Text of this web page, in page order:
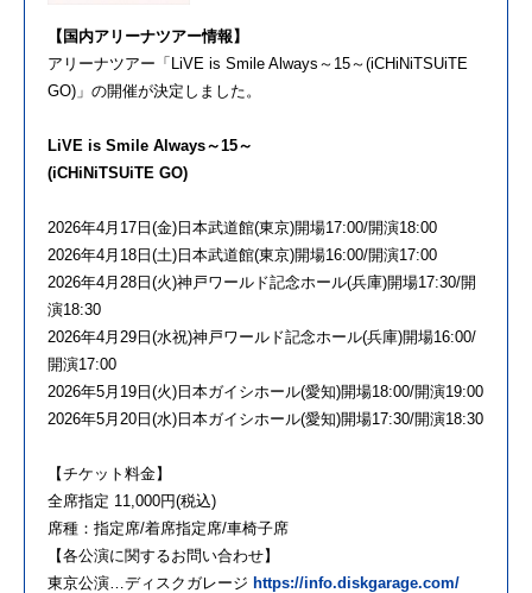
【国内アリーナツアー情報】
アリーナツアー「LiVE is Smile Always～15～(iCHiNiTSUiTE
GO)」の開催が決定しました。
LiVE is Smile Always～15～
(iCHiNiTSUiTE GO)
2026年4月17日(金)日本武道館(東京)開場17:00/開演18:00
2026年4月18日(土)日本武道館(東京)開場16:00/開演17:00
2026年4月28日(火)神戸ワールド記念ホール(兵庫)開場17:30/開
演18:30
2026年4月29日(水祝)神戸ワールド記念ホール(兵庫)開場16:00/
開演17:00
2026年5月19日(火)日本ガイシホール(愛知)開場18:00/開演19:00
2026年5月20日(水)日本ガイシホール(愛知)開場17:30/開演18:30
【チケット料金】
全席指定 11,000円(税込)
席種：指定席/着席指定席/車椅子席
【各公演に関するお問い合わせ】
東京公演…ディスクガレージ https://info.diskgarage.com/